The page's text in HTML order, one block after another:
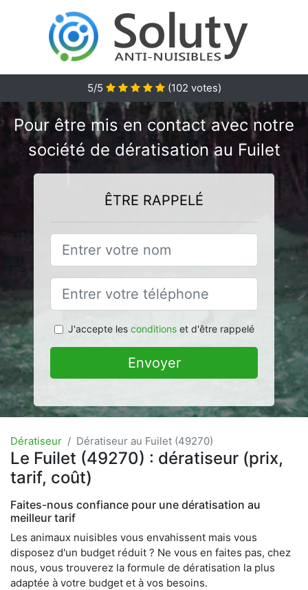
5/5 (102 votes)
Pour être mis en contact avec notre
société de dératisation au Fuilet
ÊTRE RAPPELÉ
J'accepte les conditionset d'être rappelé
Envoyer
Dératiseur Dératiseur au Fuilet (49270)
Le Fuilet (49270) : dératiseur (prix,
tarif, coût)
Faites-nous confiance pour une dératisation au
meilleur tarif
Les animaux nuisibles vous envahissent mais vous
disposez d'un budget réduit ? Ne vous en faites pas, chez
nous, vous trouverez la formule de dératisation la plus
adaptée à votre budget et à vos besoins.